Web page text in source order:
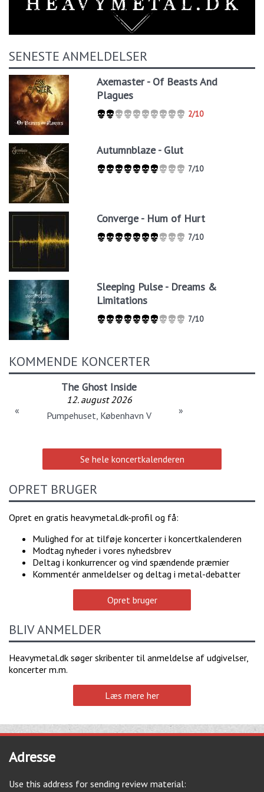
SENESTE ANMELDELSER
Axemaster - Of Beasts And
Plagues
2/10
Autumnblaze - Glut
7/10
Converge - Hum of Hurt
7/10
Sleeping Pulse - Dreams &
Limitations
7/10
KOMMENDE KONCERTER
The Ghost Inside
12. august 2026
Pumpehuset, København V
« »
Se hele koncertkalenderen
OPRET BRUGER
Opret en gratis heavymetal.dk-profil og få:
Mulighed for at tilføje koncerter i koncertkalenderen
Modtag nyheder i vores nyhedsbrev
Deltag i konkurrencer og vind spændende præmier
Kommentér anmeldelser og deltag i metal-debatter
Opret bruger
BLIV ANMELDER
Heavymetal.dk søger skribenter til anmeldelse af udgivelser,
koncerter m.m.
Læs mere her
Adresse
Use this address for sending review material: